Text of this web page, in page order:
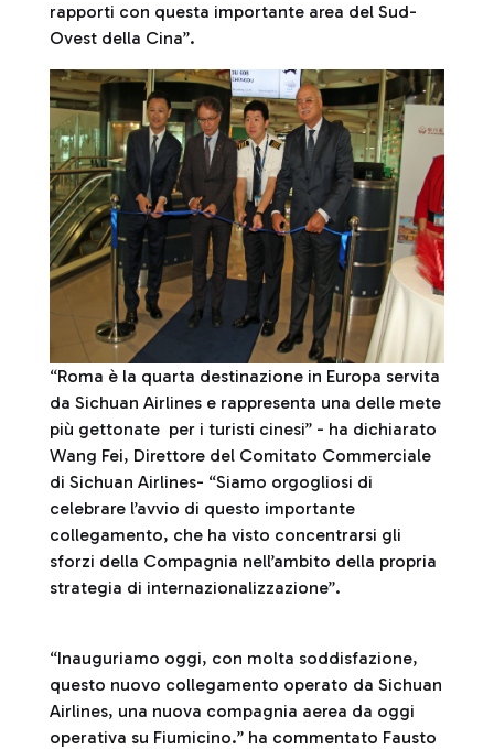
rapporti con questa importante area del Sud-
Ovest della Cina”.
“Roma è la quarta destinazione in Europa servita
da Sichuan Airlines e rappresenta una delle mete
più gettonate per i turisti cinesi” - ha dichiarato
Wang Fei, Direttore del Comitato Commerciale
di Sichuan Airlines- “Siamo orgogliosi di
celebrare l’avvio di questo importante
collegamento, che ha visto concentrarsi gli
sforzi della Compagnia nell’ambito della propria
strategia di internazionalizzazione”.
“Inauguriamo oggi, con molta soddisfazione,
questo nuovo collegamento operato da Sichuan
Airlines, una nuova compagnia aerea da oggi
operativa su Fiumicino.” ha commentato Fausto